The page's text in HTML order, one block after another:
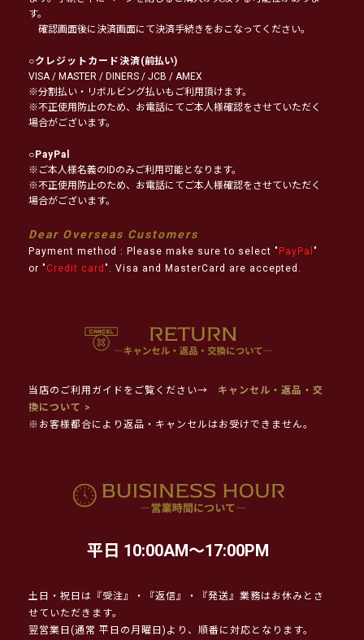
す。
確認画面後に決済画面にて決済手続きをおこなってください。
○クレジットカード決済(前払い)
VISA / MASTER / DINERS / JCB / AMEX
※分割払い・リボルビング払いもご利用頂けます。
※不正使用防止のため、お電話にてご本人様確認をさせていただく
場合がございます。
○PayPal
※ご本人様名義のIDのみご利用可能となります。
※不正使用防止のため、お電話にてご本人様確認をさせていただく
場合がございます。
Dear Overseas Customers
Payment method : Please make sure to select " PayPal "
or " Credit card ". Visa and MasterCard are accepted.
当店のご利用ガイドをご覧ください→
キャンセル・返品・交
換について >
※お客様都合により返品・キャンセルはお受けできません。
平日 10:00AM～17:00PM
土日・祝日は『受注』・『返信』・『発送』業務はお休みとさ
せていただきます。
翌営業日(通常 平日の月曜日)より、順番に対応となります。